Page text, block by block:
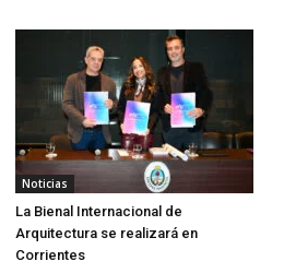
Noticias
La Bienal Internacional de
Arquitectura se realizará en
Corrientes